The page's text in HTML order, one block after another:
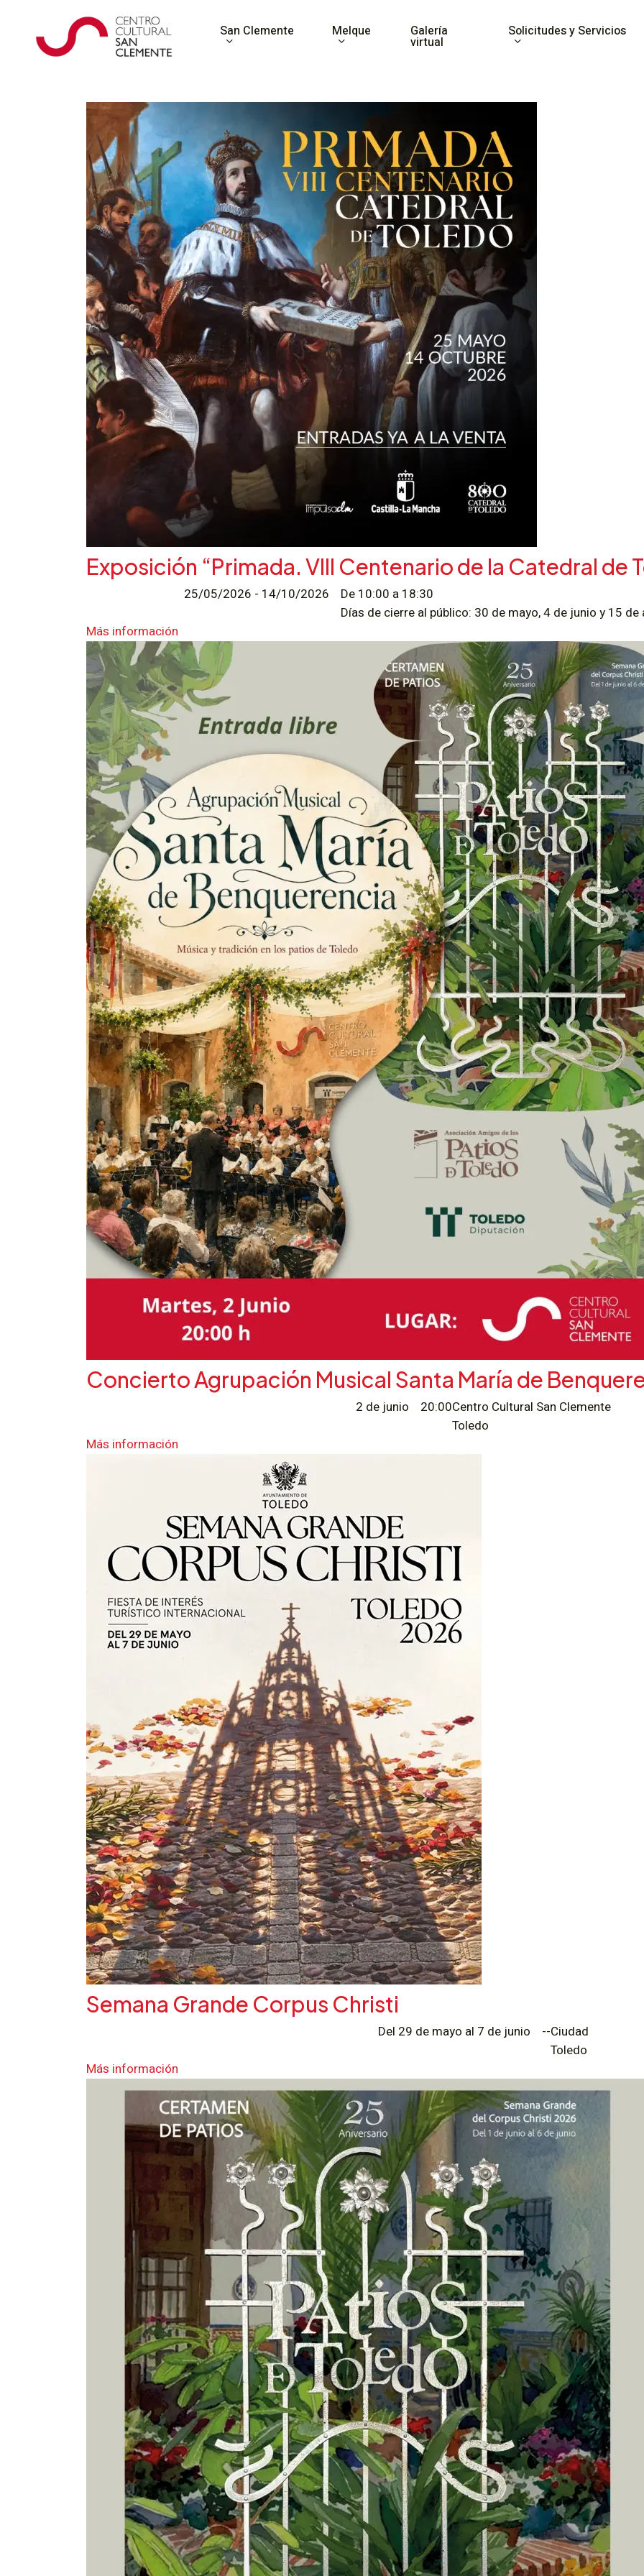
San Clemente Melque Galería
virtual
Solicitudes y Servicios
Exposición “Primada. VIII Centenario de la Catedral de
25/05/2026 - 14/10/2026 De 10:00 a 18:30
Días de cierre al público: 30 de mayo, 4 de junio y 15
Más información
Concierto Agrupación Musical Santa María de
2 de junio 20:00Centro Cultural San Clemente
Toledo
Más información
Semana Grande Corpus Christi
Del 29 de mayo al 7 de junio --Ciudad
Toledo
Más información